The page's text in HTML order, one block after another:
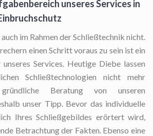
unseres Services in
im Rahmen der Schließtechnik nicht.
einen Schritt voraus zu sein ist ein
Services. Heutige Diebe lassen
Schließtechnologien nicht mehr
Beratung von unseren
unser Tipp. Bevor das individuelle
Ihres Schließgebildes erörtert wird,
Betrachtung der Fakten. Ebenso eine